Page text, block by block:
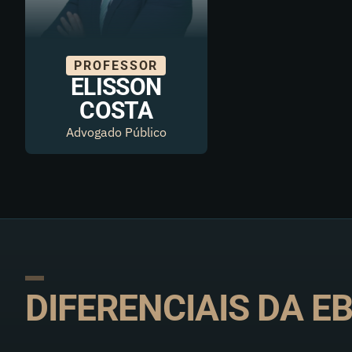
PROFESSOR
ELISSON
COSTA
Advogado Público
DIFERENCIAIS DA